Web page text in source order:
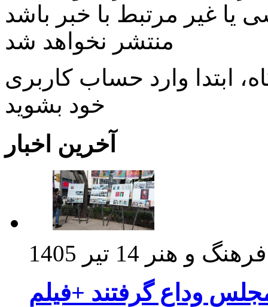
یا غیر مرتبط با خبر باشد
منتشر نخواهد شد
ابتدا وارد حساب كاربری
خود بشويد
آخرین اخبار
فرهنگ و هنر 14 تیر 1405
وداع گرفتند +فیلم